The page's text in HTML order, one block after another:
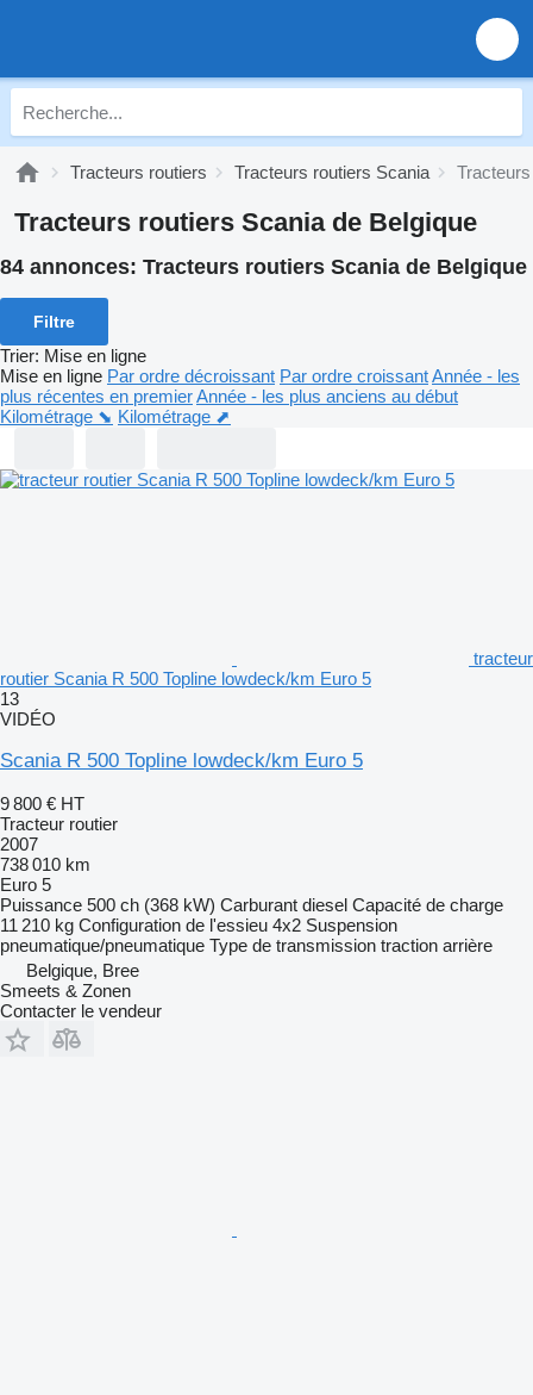
Tracteurs routiers Tracteurs routiers Scania
Tracteurs routiers Scania de Belgique
84 annonces: Tracteurs routiers Scania de Belgique
Filtre
Trier: Mise en ligne
Mise en ligne Par ordre décroissant Par ordre croissantAnnée - les
plus récentes en premierAnnée - les plus anciens au début
Kilométrage ⬊ Kilométrage ⬈
tracteur
routier Scania R 500 Topline lowdeck/km Euro 5
13
VIDÉO
Scania R 500 Topline lowdeck/km Euro 5
9 800 € HT
Tracteur routier
2007
738 010 km
Euro 5
Puissance 500 ch (368 kW) Carburant diesel Capacité de charge
11 210 kg Configuration de l'essieu 4x2 Suspension
pneumatique/pneumatique Type de transmission traction arrière
Belgique, Bree
Smeets & Zonen
Contacter le vendeur